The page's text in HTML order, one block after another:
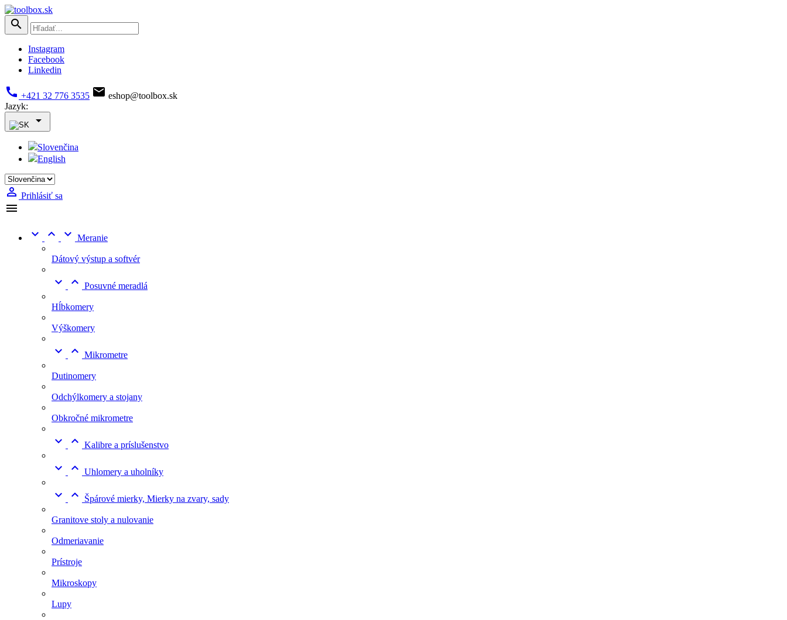

Instagram
Facebook
Linkedin
 +421 32 776 3535  eshop@toolbox.sk
Jazyk:

Slovenčina
English
 Prihlásiť sa


  Meranie
Dátový výstup a softvér
  Posuvné meradlá
Hĺbkomery
Výškomery
  Mikrometre
Dutinomery
Odchýlkomery a stojany
Obkročné mikrometre
  Kalibre a príslušenstvo
  Uhlomery a uholníky
  Špárové mierky, Mierky na zvary, sady
Granitove stoly a nulovanie
Odmeriavanie
Prístroje
Mikroskopy
Lupy